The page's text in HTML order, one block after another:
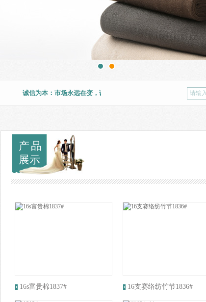
诚信为本：市场永远在变，诚信永远不变。
产品
展示
16s富贵棉1837# 16支赛络纺竹节1836#